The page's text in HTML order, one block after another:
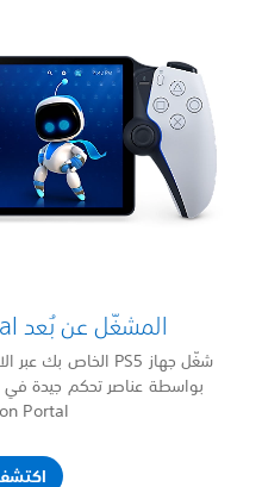
المشغّل عن بُعد PlayStation Portal
بواسطة عناصر تحكم جيدة في
Portal‏
اكتشف